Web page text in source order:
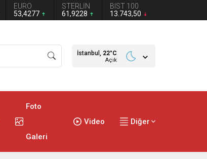
EURO
53,4277
STERLİN
61,9228
BIST 100
13.743,50
İstanbul, 22°C
Açık
Foto
Galeri
Video Diğer